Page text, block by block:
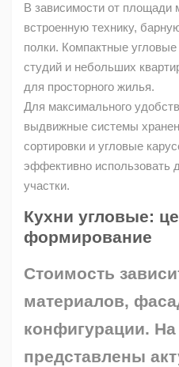
В зависимости от площади
встроенную технику,
полки. Компактные
студий и небольших
для просторного жилья.
Для максимального
выдвижные системы
сортировки и угловые
эффективно использовать
участки.
Кухни угловые:
формирование
Стоимость
материалов,
конфигурации. На
представлены